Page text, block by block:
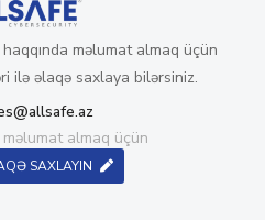
məlumat almaq üçün
ilə əlaqə saxlaya bilərsiniz.
almaq üçün
SAXLAYIN